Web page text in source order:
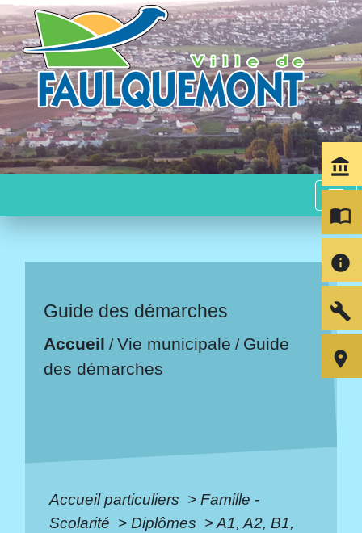
menu
Guide des démarches
Accueil /Vie municipale / Guide
des démarches
Accueil particuliers > Famille -
Scolarité > Diplômes >A1, A2, B1,
account_balance
import_contacts
info
build
room